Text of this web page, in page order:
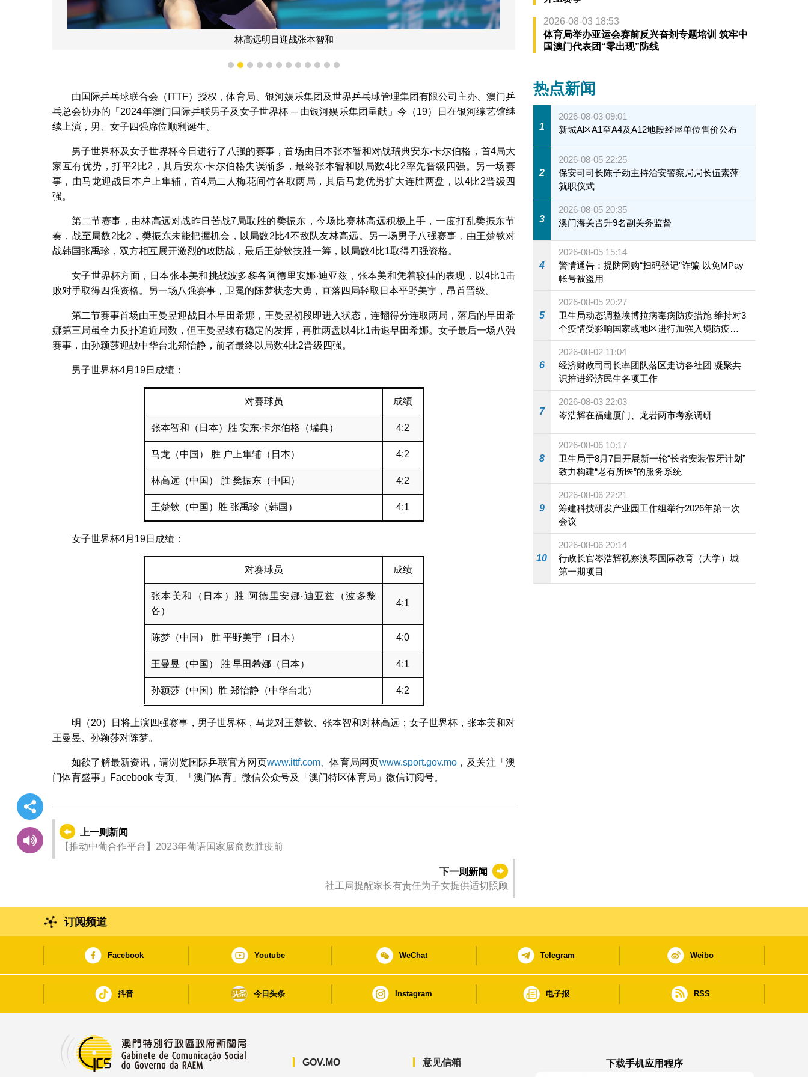
王楚钦攻势凌厉
1 2 3 4 5 6 7 8 9 101112
由国际乒乓球联合会（ITTF）授权，体育局、银河娱乐集团及世界乒乓球管理集团有限公司主办、澳门乒
乓总会协办的「2024年澳门国际乒联男子及女子世界杯 ─ 由银河娱乐集团呈献」今（19）日在银河综艺馆继
续上演，男、女子四强席位顺利诞生。
男子世界杯及女子世界杯今日进行了八强的赛事，首场由日本张本智和对战瑞典安东‧卡尔伯格，首4局大
家互有优势，打平2比2，其后安东‧卡尔伯格失误渐多，最终张本智和以局数4比2率先晋级四强。另一场赛
事，由马龙迎战日本户上隼辅，首4局二人梅花间竹各取两局，其后马龙优势扩大连胜两盘，以4比2晋级四
强。
第二节赛事，由林高远对战昨日苦战7局取胜的樊振东，今场比赛林高远积极上手，一度打乱樊振东节
奏，战至局数2比2，樊振东未能把握机会，以局数2比4不敌队友林高远。另一场男子八强赛事，由王楚钦对
战韩国张禹珍，双方相互展开激烈的攻防战，最后王楚钦技胜一筹，以局数4比1取得四强资格。
女子世界杯方面，日本张本美和挑战波多黎各阿德里安娜‧迪亚兹，张本美和凭着较佳的表现，以4比1击
败对手取得四强资格。另一场八强赛事，卫冕的陈梦状态大勇，直落四局轻取日本平野美宇，昂首晋级。
第二节赛事首场由王曼昱迎战日本早田希娜，王曼昱初段即进入状态，连翻得分连取两局，落后的早田希
娜第三局虽全力反扑追近局数，但王曼昱续有稳定的发挥，再胜两盘以4比1击退早田希娜。女子最后一场八强
赛事，由孙颖莎迎战中华台北郑怡静，前者最终以局数4比2晋级四强。
男子世界杯4月19日成绩：
对赛球员 成绩
张本智和（日本）胜 安东‧卡尔伯格（瑞典） 4:2
马龙（中国） 胜 户上隼辅（日本） 4:2
林高远（中国） 胜 樊振东（中国） 4:2
王楚钦（中国）胜 张禹珍（韩国） 4:1
女子世界杯4月19日成绩：
对赛球员 成绩
张本美和（日本）胜 阿德里安娜‧迪亚兹（波多黎
各）
4:1
陈梦（中国） 胜 平野美宇（日本） 4:0
王曼昱（中国） 胜 早田希娜（日本） 4:1
孙颖莎（中国）胜 郑怡静（中华台北） 4:2
明（20）日将上演四强赛事，男子世界杯，马龙对王楚钦、张本智和对林高远；女子世界杯，张本美和对
王曼昱、孙颖莎对陈梦。
如欲了解最新资讯，请浏览国际乒联官方网页www.ittf.com、体育局网页www.sport.gov.mo，及关注「澳
门体育盛事」Facebook 专页、「澳门体育」微信公众号及「澳门特区体育局」微信订阅号。
上一则新闻
【推动中葡合作平台】2023年葡语国家展商数胜疫前
下一则新闻
社工局提醒家长有责任为子女提供适切照顾
2026-08-03 18:53
体育局举办亚运会赛前反兴奋剂专题培训 筑牢中
国澳门代表团“零出现”防线
热点新闻
1
2026-08-03 09:01
新城A区A1至A4及A12地段经屋单位售价公布
2
2026-08-05 22:25
保安司司长陈子劲主持治安警察局局长伍素萍
就职仪式
3
2026-08-05 20:35
澳门海关晋升9名副关务监督
4
2026-08-05 15:14
警情通告：提防网购“扫码登记”诈骗 以免MPay
帐号被盗用
5
2026-08-05 20:27
卫生局动态调整埃博拉病毒病防疫措施 维持对3
个疫情受影响国家或地区进行加强入境防疫措
施
6
2026-08-02 11:04
经济财政司司长率团队落区走访各社团 凝聚共
识推进经济民生各项工作
7
2026-08-03 22:03
岑浩辉在福建厦门、龙岩两市考察调研
8
2026-08-06 10:17
卫生局于8月7日开展新一轮“长者安装假牙计划”
致力构建“老有所医”的服务系统
9
2026-08-06 22:21
筹建科技研发产业园工作组举行2026年第一次
会议
10
2026-08-06 20:14
行政长官岑浩辉视察澳琴国际教育（大学）城
第一期项目
订阅频道
Facebook Youtube WeChat Telegram Weibo
抖音 今日头条 Instagram 电子报 RSS
GOV.MO 意见信箱
下载手机应用程序